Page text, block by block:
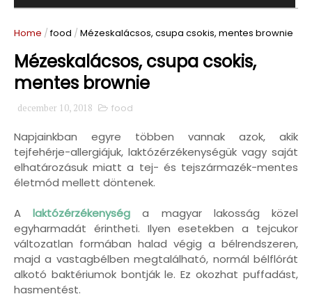
Home / food / Mézeskalácsos, csupa csokis, mentes brownie
Mézeskalácsos, csupa csokis,
mentes brownie
december 10, 2018 food
Napjainkban egyre többen vannak azok, akik
tejfehérje-allergiájuk, laktózérzékenységük vagy saját
elhatározásuk miatt a tej- és tejszármazék-mentes
életmód mellett döntenek.
Alaktózérzékenység a magyar lakosság közel
egyharmadát érintheti. Ilyen esetekben a tejcukor
változatlan formában halad végig a bélrendszeren,
majd a vastagbélben megtalálható, normál bélflórát
alkotó baktériumok bontják le. Ez okozhat puffadást,
hasmentést.